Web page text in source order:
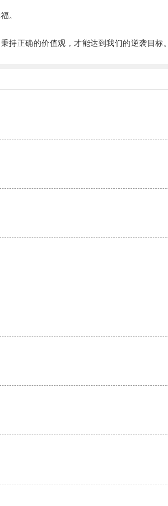
。
正确的价值观，才能达到我们的逆袭目标。